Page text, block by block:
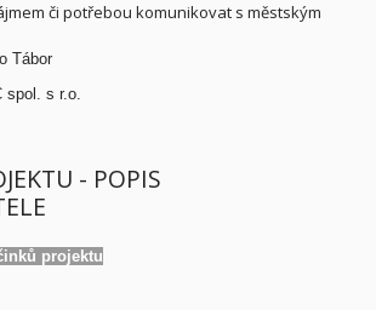
či potřebou komunikovat s městským
Tábor
spol. s r.o.
- POPIS
projektu